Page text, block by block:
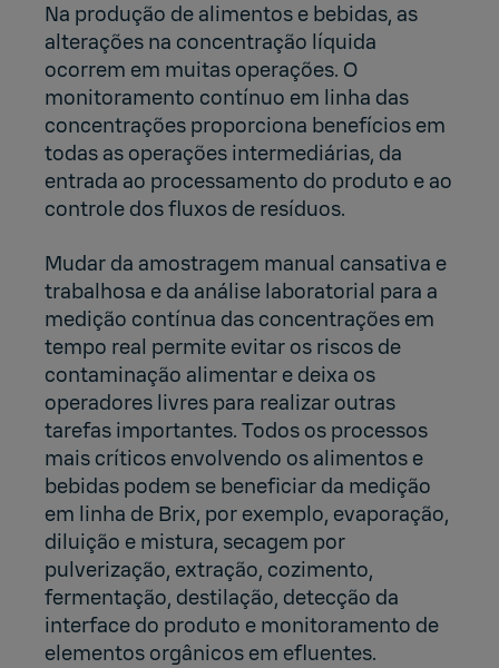
Na produção de alimentos e bebidas, as
alterações na concentração líquida
ocorrem em muitas operações. O
monitoramento contínuo em linha das
concentrações proporciona benefícios em
todas as operações intermediárias, da
entrada ao processamento do produto e ao
controle dos fluxos de resíduos.
Mudar da amostragem manual cansativa e
trabalhosa e da análise laboratorial para a
medição contínua das concentrações em
tempo real permite evitar os riscos de
contaminação alimentar e deixa os
operadores livres para realizar outras
tarefas importantes. Todos os processos
mais críticos envolvendo os alimentos e
bebidas podem se beneficiar da medição
em linha de Brix, por exemplo, evaporação,
diluição e mistura, secagem por
pulverização, extração, cozimento,
fermentação, destilação, detecção da
interface do produto e monitoramento de
elementos orgânicos em efluentes.